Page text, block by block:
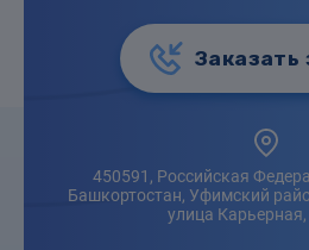
Заказать
450591, Российская
Башкортостан, Уфимский
улица